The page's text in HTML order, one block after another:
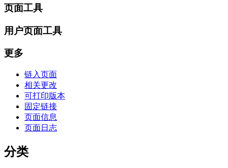
页面工具
用户页面工具
更多
链入页面
相关更改
可打印版本
固定链接
页面信息
页面日志
分类